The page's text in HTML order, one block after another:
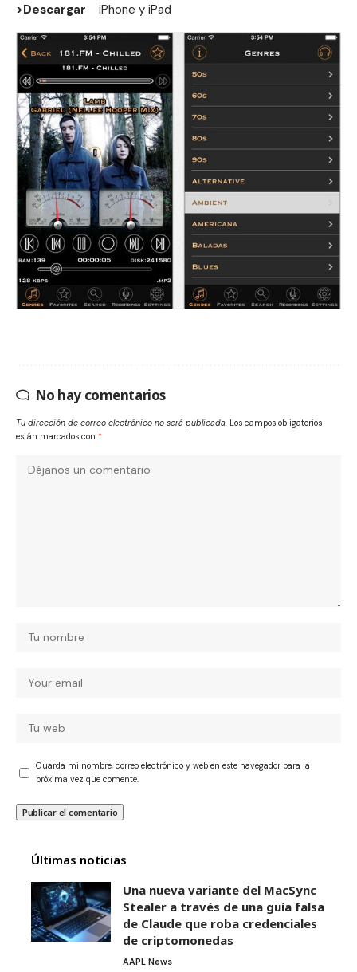
>Descargar iPhone y iPad
No hay comentarios
Tu dirección de correo electrónico no será publicada. Los campos obligatorios
están marcados con *
Guarda mi nombre, correo electrónico y web en este navegador para la
próxima vez que comente.
Últimas noticias
Una nueva variante del MacSync
Stealer a través de una guía falsa
de Claude que roba credenciales
de criptomonedas
AAPL News